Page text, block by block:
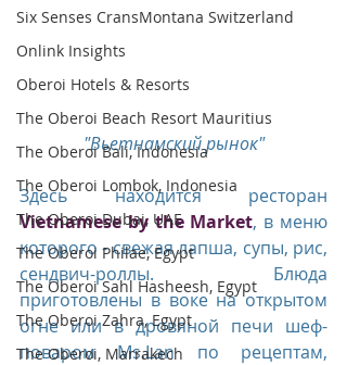
Six Senses CransMontana Switzerland
Onlink Insights
Oberoi Hotels & Resorts
The Oberoi Beach Resort Mauritius
The Oberoi Bali, Indonesia
The Oberoi Lombok, Indonesia
The Oberoi Dubai, UAE
The Oberoi Philae, Egypt
The Oberoi Sahl Hasheesh, Egypt
The Oberoi Zahra, Egypt
The Oberoi, Marrakech
"Вьетнамский рынок"
Vietnamese by the Market, в меню
которого - свежая лапша, супы, рис,
сендвич-роллы. Блюда
приготовлены в воке на открытом
огне или в дровяной печи шеф-
поваром Ms.Lan по рецептам,